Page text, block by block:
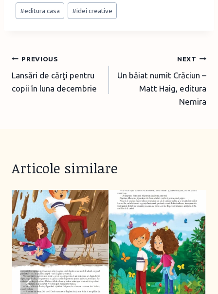
Post
Tags:
#editura casa #idei creative
Post
navigation
PREVIOUS
Lansări de cărţi pentru
copii în luna decembrie
NEXT
Un băiat numit Crăciun –
Matt Haig, editura
Nemira
Articole similare